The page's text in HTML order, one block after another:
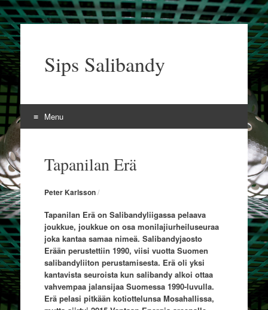
Sips Salibandy
Menu
Tapanilan Erä
Peter Karlsson/
Tapanilan Erä on Salibandyliigassa pelaava
joukkue, joukkue on osa monilajiurheiluseuraa
joka kantaa samaa nimeä. Salibandyjaosto
Erään perustettiin 1990, viisi vuotta Suomen
salibandyliiton perustamisesta. Erä oli yksi
kantavista seuroista kun salibandy alkoi ottaa
vahvempaa jalansijaa Suomessa 1990-luvulla.
Erä pelasi pitkään kotiottelunsa Mosahallissa,